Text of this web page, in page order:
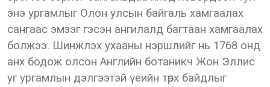
энэ ургамлыг Олон улсын байгаль хамгаалах
сангаас эмзэг гэсэн ангилалд багтаан хамгаалах
болжээ. Шинжлэх ухааны нэршлийг нь 1768 онд
анх бодож олсон Английн ботаникч Жон Эллис
уг ургамлын дэлгээтэй үеийн төрх байдлыг